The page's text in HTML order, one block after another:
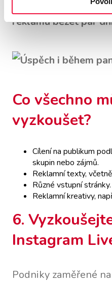
žádné změny v
reklamu běžet pár
Co všechno
vyzkoušet?
Cílení na publikum
skupin nebo zájmů.
Reklamní texty,
Různé vstupní stránky.
Reklamní kreativy,
6.
Instagram
Podniky zaměřené